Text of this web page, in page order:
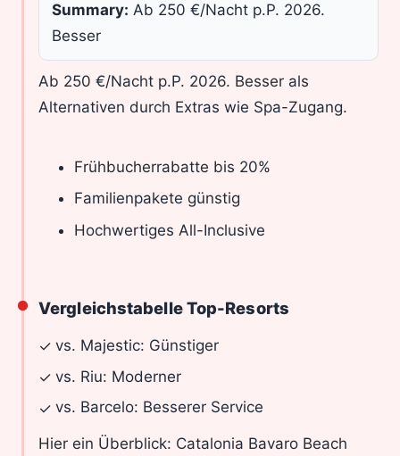
Summary: Ab 250 €/Nacht p.P. 2026.
Besser
Ab 250 €/Nacht p.P. 2026. Besser als
Alternativen durch Extras wie Spa-Zugang.
Frühbucherrabatte bis 20%
Familienpakete günstig
Hochwertiges All-Inclusive
Vergleichstabelle Top-Resorts
✓ vs. Majestic: Günstiger
✓ vs. Riu: Moderner
✓ vs. Barcelo: Besserer Service
Hier ein Überblick: Catalonia Bavaro Beach